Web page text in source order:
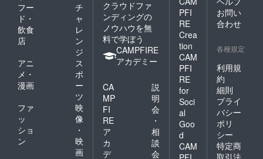
フー
ド・
飲食
店
チ
ャ
レ
ン
ジ
アニ
メ・
漫画
ス
ポ
ー
ツ
ファ
ッ
ショ
ン
映
像
・
映
画
クラウドファ
ンディングの
ノウハウを無
料で学ぼう
CAMPFIRE
アカデミー
CA
MP
FI
RE
ア
カ
デ
説
明
会
・
相
談
会
PFI
RE
Crea
tion
CAM
PFI
RE
for
Soci
al
Goo
d
CAM
お問い
合わせ
各種規定
利用規
約
細則
プライ
バシー
ポリ
シー
特定商